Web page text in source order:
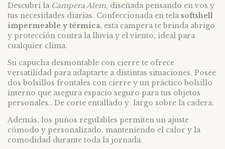
Descubrí la Campera Alem, diseñada pensando en vos y
tus necesidades diarias. Confeccionada en tela softshell
impermeable y térmica, esta campera te brinda abrigo
y protección contra la lluvia y el viento, ideal para
cualquier clima.
Su capucha desmontable con cierre te ofrece
versatilidad para adaptarte a distintas situaciones. Posee
dos bolsillos frontales con cierre y un práctico bolsillo
interno que asegura espacio seguro para tus objetos
personales.. De corte entallado y largo sobre la cadera.
Además, los puños regulables permiten un ajuste
cómodo y personalizado, manteniendo el calor y la
comodidad durante toda la jornada.